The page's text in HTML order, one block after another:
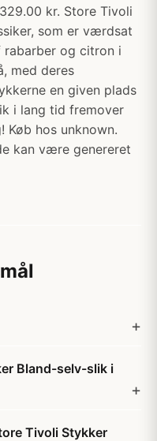
kr. Store Tivoli
som er værdsat
rabarber og citron i
med deres
en given plads
i lang tid fremover
Køb hos unknown.
kan være genereret
Bland-selv-slik i
Tivoli Stykker